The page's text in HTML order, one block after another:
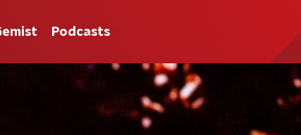
Podcasts